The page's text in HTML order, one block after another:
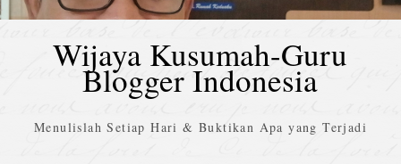
Wijaya Kusumah-Guru
Blogger Indonesia
Menulislah Setiap Hari & Buktikan Apa yang Terjadi